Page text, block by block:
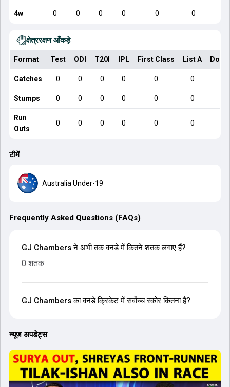
4w 0 0 0 0 0 0
क्षेत्ररक्षण आँकड़े
Format Test ODI T20I IPL First Class List A
Catches 0 0 0 0 0 0
Stumps 0 0 0 0 0 0
Run
Outs
0 0 0 0 0 0
टीमें
Australia Under-19
Frequently Asked Questions (FAQs)
GJ Chambers ने अभी तक वनडे में कितने शतक लगाए हैं?
0 शतक
GJ Chambers का वनडे क्रिकेट में सर्वोच्च स्कोर कितना है?
न्यूज अपडेट्स